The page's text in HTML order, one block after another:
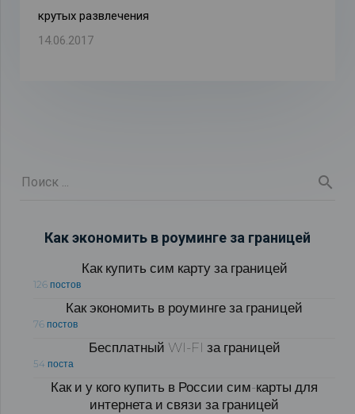
крутых развлечения
14.06.2017
Как экономить в роуминге за границей
Как купить сим карту за границей
126 постов
Как экономить в роуминге за границей
76 постов
Бесплатный WI-FI за границей
54 поста
Как и у кого купить в России сим-карты для
интернета и связи за границей